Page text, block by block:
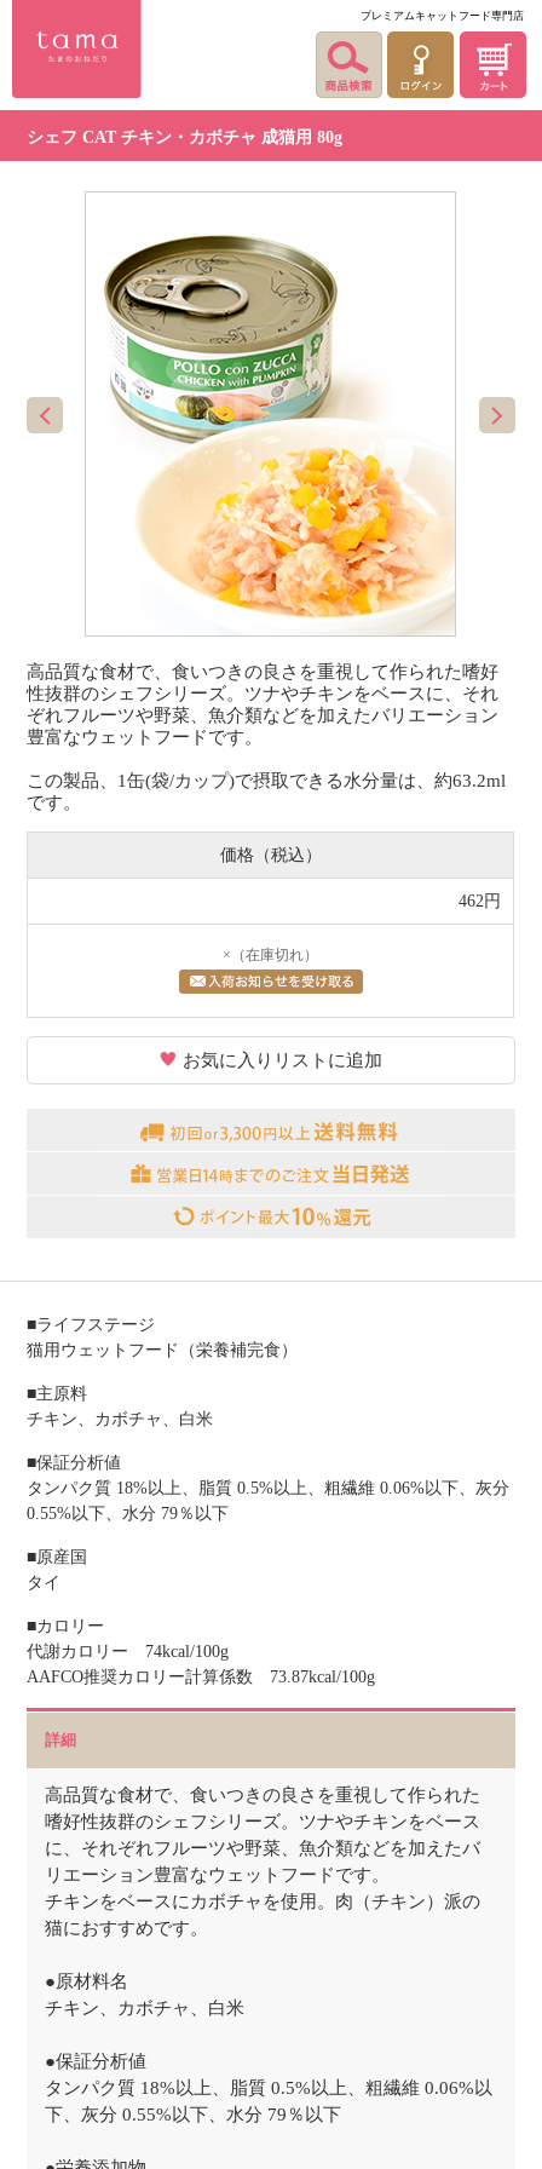
プレミアムキャットフード専門店
シェフ CAT チキン・カボチャ 成猫用 80g
高品質な食材で、食いつきの良さを重視して作られた嗜好
性抜群のシェフシリーズ。ツナやチキンをベースに、それ
ぞれフルーツや野菜、魚介類などを加えたバリエーション
豊富なウェットフードです。
この製品、1缶(袋/カップ)で摂取できる水分量は、約63.2ml
です。
価格（税込）
462円
×（在庫切れ）
お気に入りリストに追加
■ライフステージ
猫用ウェットフード（栄養補完食）
■主原料
チキン、カボチャ、白米
■保証分析値
タンパク質 18%以上、脂質 0.5%以上、粗繊維 0.06%以下、灰分
0.55%以下、水分 79％以下
■原産国
タイ
■カロリー
代謝カロリー 74kcal/100g
AAFCO推奨カロリー計算係数 73.87kcal/100g
詳細
高品質な食材で、食いつきの良さを重視して作られた
嗜好性抜群のシェフシリーズ。ツナやチキンをベース
に、それぞれフルーツや野菜、魚介類などを加えたバ
リエーション豊富なウェットフードです。
チキンをベースにカボチャを使用。肉（チキン）派の
猫におすすめです。
●原材料名
チキン、カボチャ、白米
●保証分析値
タンパク質 18%以上、脂質 0.5%以上、粗繊維 0.06%以
下、灰分 0.55%以下、水分 79％以下